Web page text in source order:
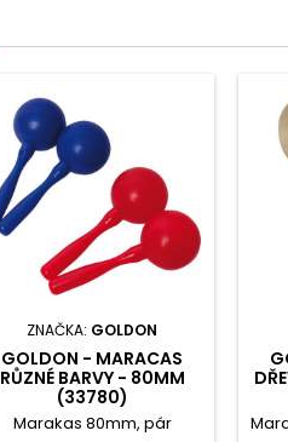
ZNAČKA: GOLDON
GOLDON - MARACAS
RŮZNÉ BARVY - 80MM
(33780)
Marakas 80mm, pár